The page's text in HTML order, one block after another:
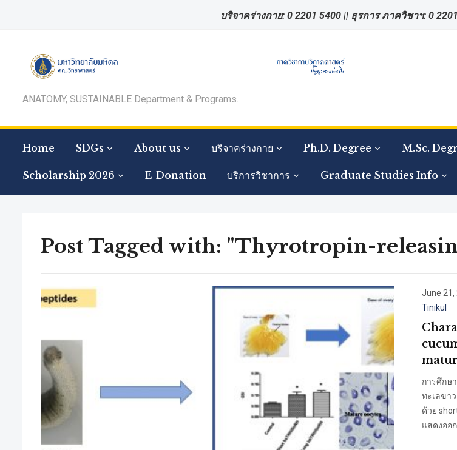
บริจาคร่างกาย: 0 2201 5400 || ธุรการ ภาควิชาฯ: 0
ANATOMY, SUSTAINABLE Department & Programs.
Home SDGs About us บริจาคร่างกาย Ph.D. Degree M.Sc.
Scholarship 2026 E-Donation บริการวิชาการ Graduate Studies Info
Post Tagged with: "Thyrotropin-
June 21,
Tinikul
การศึกษ
ทะเลขา
ด้วย
แสดงออ